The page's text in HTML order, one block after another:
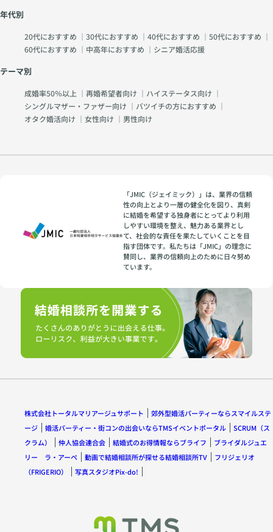
年代別
20代におすすめ ｜ 30代におすすめ ｜ 40代におすすめ ｜ 50代におすすめ ｜
60代におすすめ ｜ 中高年におすすめ ｜ シニア婚活応援
テーマ別
成婚率50％以上 ｜ 再婚希望者向け ｜ ハイステータス向け ｜
シングルマザー・ファザー向け ｜ バツイチの方におすすめ ｜
オタク婚活向け ｜ 女性向け ｜ 男性向け
「JMIC（ジェイミック）」は、業界の信頼
性の向上とより一層の健全化を図り、真剣
に結婚を希望する独身者にとってより利用
しやすい環境を整え、魅力ある業界とし
て、社会的な責任を果たしていくことを目
指す団体です。私たちは「JMIC」の理念に
賛同し、業界の信頼向上のために日々努め
ています。
株式会社トータルマリアージュサポート
郊外型婚活パーティーならスマイルステ
ージ
婚活パーティー・街コンの出会いならTMSイベントポータル
SCRUM（ス
クラム）
仲人協会連合会 結婚式のお得情報ならブライフ
ブライダルジュエ
リー ラ・アーペ
動画で結婚相談所が探せる結婚相談所TV
フリジェリオ
（FRIGERIO）
写真スタジオPix-do!